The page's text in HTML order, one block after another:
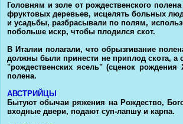
Головням и золе от рождественского
фруктовых деревьев, исцелять больных
и усадьбы, разбрасывали по полям,
побольше искр, чтобы плодился скот.
В Италии полагали, что обрызгивание
должны были принести не приплод скота, а
"рождественских ясель" (сценок рождения
полена.
АВСТРИЙЦЫ
Бытуют обычаи ряжения на Рождество,
входные двери, подают суп-лапшу и карпа.